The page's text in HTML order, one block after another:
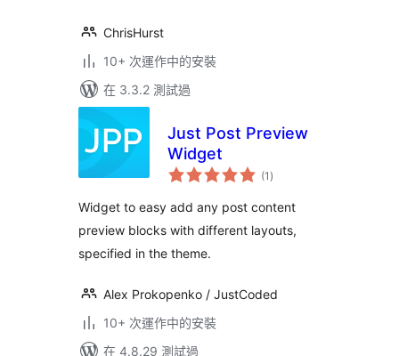
ChrisHurst
10+ 次運作中的安裝
在 3.3.2 測試過
Just Post Preview
Widget
(1 總
評)
Widget to easy add any post content
preview blocks with different layouts,
specified in the theme.
Alex Prokopenko / JustCoded
10+ 次運作中的安裝
在 4.8.29 測試過